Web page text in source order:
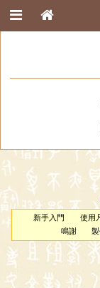
新手入門 使用
鳴謝